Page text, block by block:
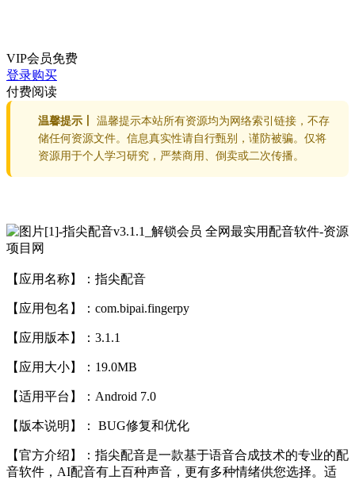
VIP会员免费
登录购买
付费阅读
温馨提示丨
温馨提示本站所有资源均为网络索引链接，不存
储任何资源文件。信息真实性请自行甄别，谨防被骗。仅将
资源用于个人学习研究，严禁商用、倒卖或二次传播。
【应用名称】：指尖配音
【应用包名】：com.bipai.fingerpy
【应用版本】：3.1.1
【应用大小】：19.0MB
【适用平台】：Android 7.0
【版本说明】： BUG修复和优化
【官方介绍】：指尖配音是一款基于语音合成技术的专业的配
音软件，AI配音有上百种声音，更有多种情绪供您选择。适